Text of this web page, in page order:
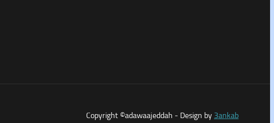
Copyright ©adawaajeddah - Design by3ankab